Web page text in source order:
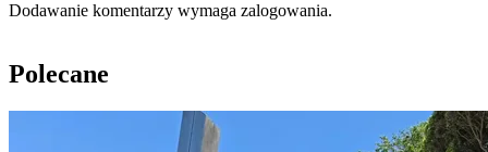
Dodawanie komentarzy wymaga zalogowania.
Polecane